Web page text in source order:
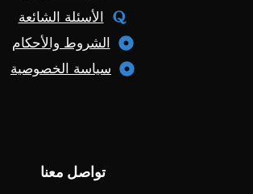
الأسئلة الشائعة
الشروط والأحكام
سياسة الخصوصية
تواصل معنا